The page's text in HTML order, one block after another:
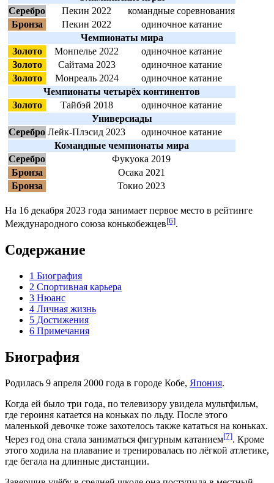
Серебро
Пекин 2022
командные соревнования
Бронза
Пекин 2022
одиночное катание
Чемпионаты мира
Золото
Монпелье 2022
одиночное катание
Золото
Сайтама 2023
одиночное катание
Золото
Монреаль 2024
одиночное катание
Чемпионаты четырёх континентов
Золото
Тайбэй 2018
одиночное катание
Универсиады
Серебро Лейк-Плэсид 2023
одиночное катание
Командные чемпионаты мира
Серебро
Фукуока 2019
Бронза
Осака 2021
Бронза
Токио 2023
На 16 декабря 2023 года занимает первое место в рейтинге
Международного союза конькобежцев[6].
Содержание
1 Биография
2 Спортивная карьера
3 Нюанс
4 Личная жизнь
5 Достижения
6 Примечания
Биография
Родилась 9 апреля 2000 года в городе Кобе, Япония.
Когда ей было три года, по телевизору увидела мультфильм,
где героиня катается на коньках по льду. После этого
маленькой девочке тоже захотелось также кататься на коньках.
Через год она стала заниматься фигурным катанием[7]. Кроме
этого ходила на плавание и тренировалась по лёгкой атлетике,
где бегала на длинные дистанции.